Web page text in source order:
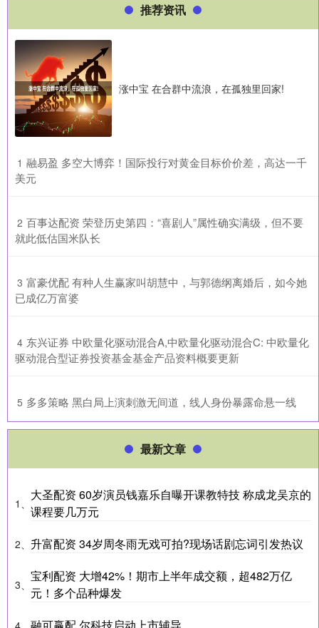
推荐资讯
涨中宝 在合群中流浪，在孤独里回家!
1 ​融易盈 多空大博弈！国际投行对黄金目标价价差，高达一千
美元
2 ​百事达配资 荣登历史第四：“喜剧人”属性确实满级，但不要
就此低估国米队长
3 ​富豪优配 有种人生赢家叫胡慧中，与郭德纲离婚后，如今她
已成亿万富婆
4 ​东兴证券 中欧量化驱动混合A,中欧量化驱动混合C: 中欧量化
驱动混合型证券投资基金基金产品资料概要更新
5 ​多多策略 黑白局上演刺激无间道，线人身份暴露命悬一线
最新文章
1、
大圣配资 60岁演员钱嘉乐自曝开课教特技 称成龙吴京的
课程要几万元
2、 升富配资 34岁周冬雨无戏可拍?现场话剧忘词引发热议
3、
宝利配资 大增42%！期市上半年成交额，超482万亿
元！多个品种爆发
4、